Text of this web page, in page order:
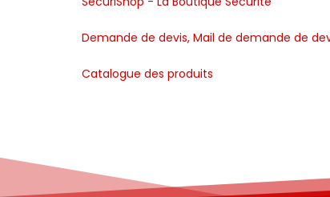
Demande de devis, Mail de demande de
Catalogue des produits